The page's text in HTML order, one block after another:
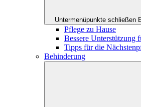
Untermenüpunkte schließen
Pflege zu Hause
Bessere Unterstützung
Tipps für die
Behinderung